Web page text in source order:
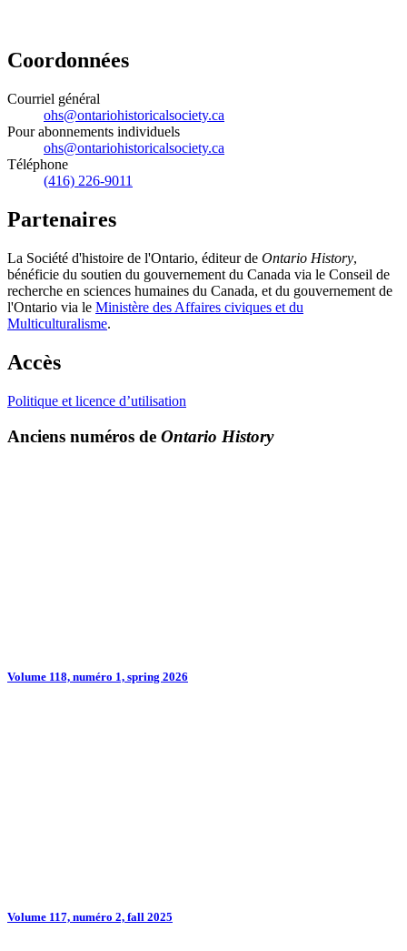
Coordonnées
Courriel général
ohs@ontariohistoricalsociety.ca
Pour abonnements individuels
ohs@ontariohistoricalsociety.ca
Téléphone
(416) 226-9011
Partenaires
La Société d'histoire de l'Ontario, éditeur de Ontario History,
bénéficie du soutien du gouvernement du Canada via le Conseil de
recherche en sciences humaines du Canada, et du gouvernement de
l'Ontario via le Ministère des Affaires civiques et du
Multiculturalisme.
Accès
Politique et licence d’utilisation
Anciens numéros de Ontario History
Volume 118, numéro 1, spring 2026
Volume 117, numéro 2, fall 2025